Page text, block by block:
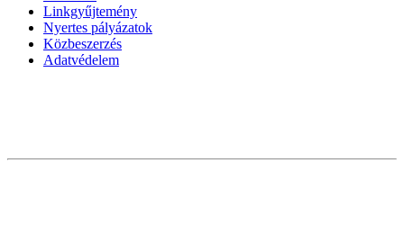
Linkgyűjtemény
Nyertes pályázatok
Közbeszerzés
Adatvédelem